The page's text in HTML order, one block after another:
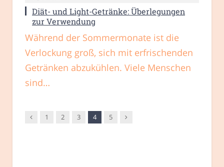
Diät- und Light-Getränke: Überlegungen
zur Verwendung
Während der Sommermonate ist die
Verlockung groß, sich mit erfrischenden
Getränken abzukühlen. Viele Menschen
sind…
Vorgänger
1 2 3 4 5 Nachfolger